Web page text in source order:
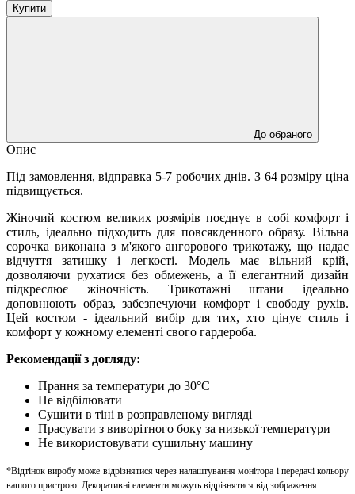
Купити
До обраного
Опис
Під замовлення, відправка 5-7 робочих днів. З 64 розміру ціна
підвищується.
Жіночий костюм великих розмірів поєднує в собі комфорт і
стиль, ідеально підходить для повсякденного образу. Вільна
сорочка виконана з м'якого ангорового трикотажу, що надає
відчуття затишку і легкості. Модель має вільний крій,
дозволяючи рухатися без обмежень, а її елегантний дизайн
підкреслює жіночність. Трикотажні штани ідеально
доповнюють образ, забезпечуючи комфорт і свободу рухів.
Цей костюм - ідеальний вибір для тих, хто цінує стиль і
комфорт у кожному елементі свого гардероба.
Рекомендації з догляду:
Прання за температури до 30°C
Не відбілювати
Сушити в тіні в розправленому вигляді
Прасувати з виворітного боку за низької температури
Не використовувати сушильну машину
*Відтінок виробу може відрізнятися через налаштування монітора і передачі кольору
вашого пристрою. Декоративні елементи можуть відрізнятися від зображення.